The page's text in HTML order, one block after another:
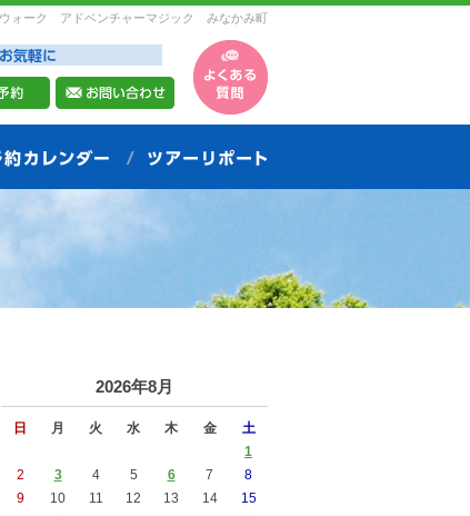
ーク アドベンチャーマジック みなかみ町
2026年8月
日 月 火 水 木 金 土
1
2
3 4 5 6 7
8
9
10 11 12 13 14
15